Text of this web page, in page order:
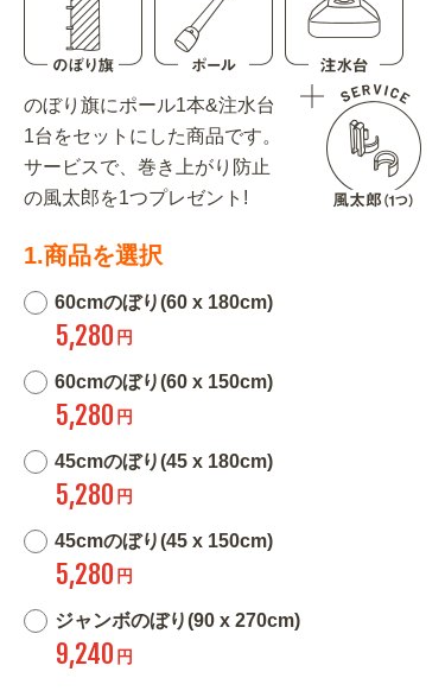
のぼり旗にポール1本&注水台
1台をセットにした商品です。
サービスで、巻き上がり防止
の風太郎を1つプレゼント!
1.商品を選択
60cmのぼり(60 x 180cm)
5,280 円
60cmのぼり(60 x 150cm)
5,280 円
45cmのぼり(45 x 180cm)
5,280 円
45cmのぼり(45 x 150cm)
5,280 円
ジャンボのぼり(90 x 270cm)
9,240 円